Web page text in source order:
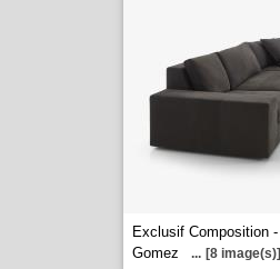
Exclusif Composition -
Gomez
... [8 image(s)]